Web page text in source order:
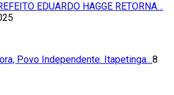
EDUARDO HAGGE RETORNA…
Povo Independente. Itapetinga…8